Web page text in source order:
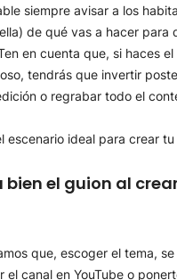
siempre avisar a los
de qué vas a hacer para
en cuenta que, si haces
tendrás que invertir
o regrabar todo el
bien el guion al
que, escoger el tema,
el canal en YouTube o